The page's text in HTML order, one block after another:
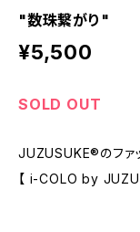
"数珠繋がり"
¥5,500
SOLD OUT
JUZUSUKE®のファ
【 i-COLO by